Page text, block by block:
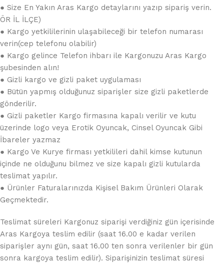
● Size En Yakın Aras Kargo detaylarını yazıp sipariş verin.
ÖR İL İLÇE)
● Kargo yetkililerinin ulaşabileceği bir telefon numarası
verin(cep telefonu olabilir)
● Kargo gelince Telefon ihbarı ile Kargonuzu Aras Kargo
şubesinden alın!
● Gizli kargo ve gizli paket uygulaması
● Bütün yapmış olduğunuz siparişler size gizli paketlerde
gönderilir.
● Gizli paketler Kargo firmasına kapalı verilir ve kutu
üzerinde logo veya Erotik Oyuncak, Cinsel Oyuncak Gibi
İbareler yazmaz
● Kargo Ve Kurye firması yetkilileri dahil kimse kutunun
içinde ne olduğunu bilmez ve size kapalı gizli kutularda
teslimat yapılır.
● Ürünler Faturalarınızda Kişisel Bakım Ürünleri Olarak
Geçmektedir.
Teslimat süreleri Kargonuz siparişi verdiğiniz gün içerisinde
Aras Kargoya teslim edilir (saat 16.00 e kadar verilen
siparişler aynı gün, saat 16.00 ten sonra verilenler bir gün
sonra kargoya teslim edilir). Siparişinizin teslimat süresi